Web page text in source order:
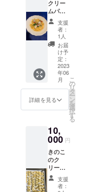
クリー
ムパス
タソー
スのレ
トルト
食品5個
セット
＋5000
円分の
お食事
券 利用
期間
2023年
6月1日
から
9月30日
まで下
記のお
店のみ
でご使
用可能
古民家
レスト
支援
者：
1人
お届
け予
定：
2023
年06
月
詳細を見る
こ
の
リ
タ
ー
ン
を
選
択
す
る
10,
000 円
きのこ
のク
リーム
パスタ
ソース
支援
者：